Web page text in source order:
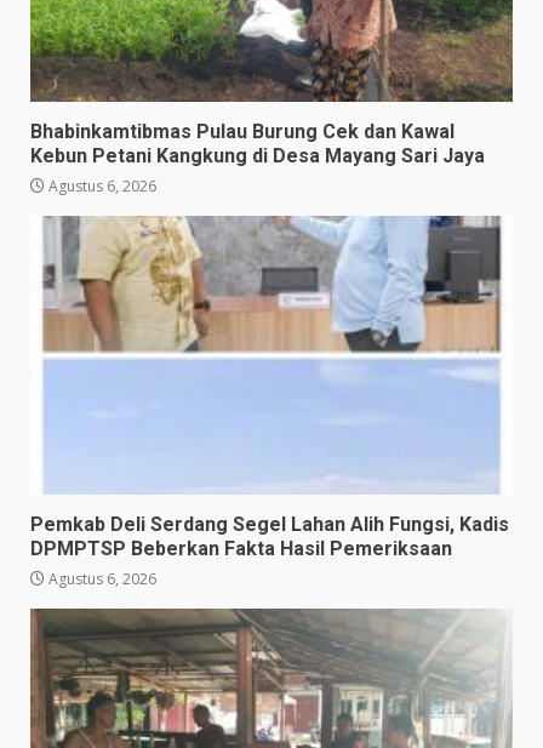
Bhabinkamtibmas Pulau Burung Cek dan Kawal
Kebun Petani Kangkung di Desa Mayang Sari Jaya
Agustus 6, 2026
Pemkab Deli Serdang Segel Lahan Alih Fungsi, Kadis
DPMPTSP Beberkan Fakta Hasil Pemeriksaan
Agustus 6, 2026